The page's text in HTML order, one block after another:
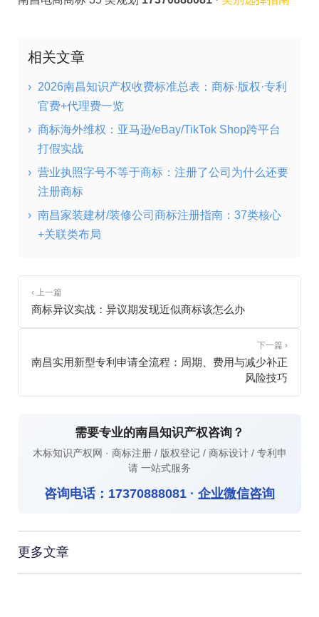
相关文章
› 2026南昌知识产权收费标准总表：商标·版权·专利
官费+代理费一览
› 商标海外维权：亚马逊/eBay/TikTok Shop跨平台
打假实战
› 营业执照字号不等于商标：注册了公司为什么还要
注册商标
› 南昌家装建材/装修公司商标注册指南：37类核心
+关联类布局
‹ 上一篇
商标异议实战：异议期发现近似商标该怎么办
下一篇 ›
南昌实用新型专利申请全流程：周期、费用与减少补正
风险技巧
需要专业的南昌知识产权咨询？
木标知识产权网 · 商标注册 / 版权登记 / 商标设计 / 专利申
请 一站式服务
咨询电话： 17370888081 · 企业微信咨询
更多文章